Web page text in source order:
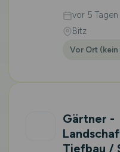
vor 5 Tagen
Bitz
Vor Ort
Gärtner -
Tiefbau /